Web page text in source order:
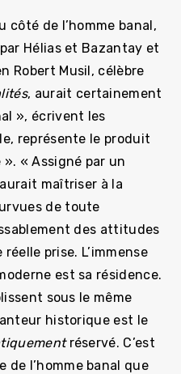
de l’homme banal,
Hélias et Bazantay et
Robert Musil, célèbre
, aurait certainement
», écrivent les
représente le produit
». « Assigné par un
maîtriser à la
de toute
des attitudes
prise. L’immense
est sa résidence.
sous le même
historique est le
réservé. C’est
de l’homme banal que